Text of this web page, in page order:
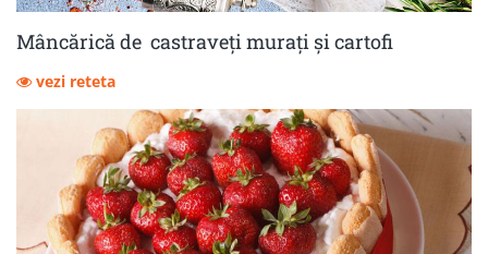
Mâncărică de castraveţi muraţi şi cartofi
vezi reteta